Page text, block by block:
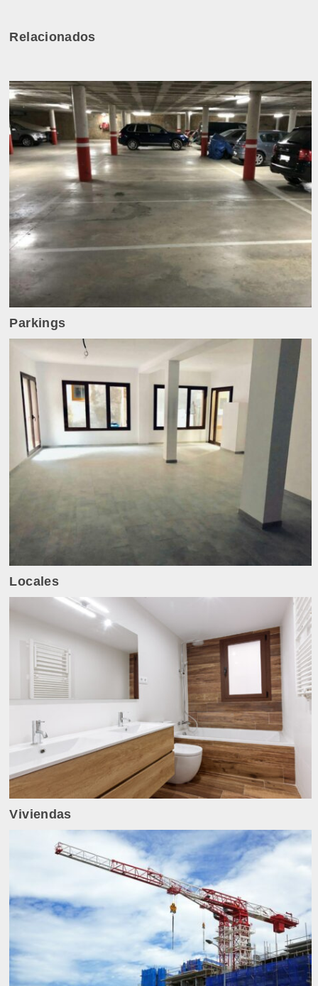
Relacionados
Parkings
Locales
Viviendas